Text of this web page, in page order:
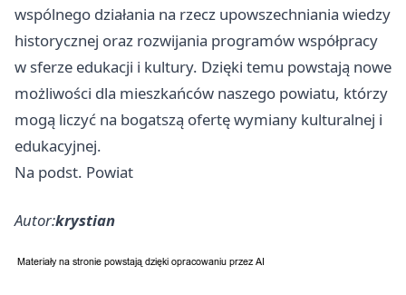
wspólnego działania na rzecz upowszechniania wiedzy
historycznej oraz rozwijania programów współpracy
w sferze edukacji i kultury. Dzięki temu powstają nowe
możliwości dla mieszkańców naszego powiatu, którzy
mogą liczyć na bogatszą ofertę wymiany kulturalnej i
edukacyjnej.
Na podst. Powiat
Autor:krystian